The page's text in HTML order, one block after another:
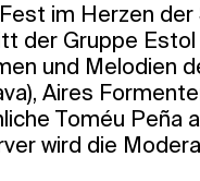
im Herzen
der Gruppe
und Melodien
Aires
Toméu Peña
wird die